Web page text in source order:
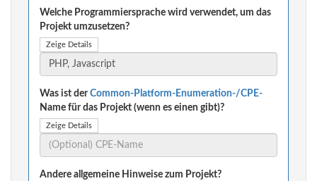
Welche Programmiersprache wird verwendet, um das
Projekt umzusetzen?
Zeige Details
Was ist derCommon-Platform-Enumeration-/CPE-
Name für das Projekt (wenn es einen gibt)?
Zeige Details
Andere allgemeine Hinweise zum Projekt?